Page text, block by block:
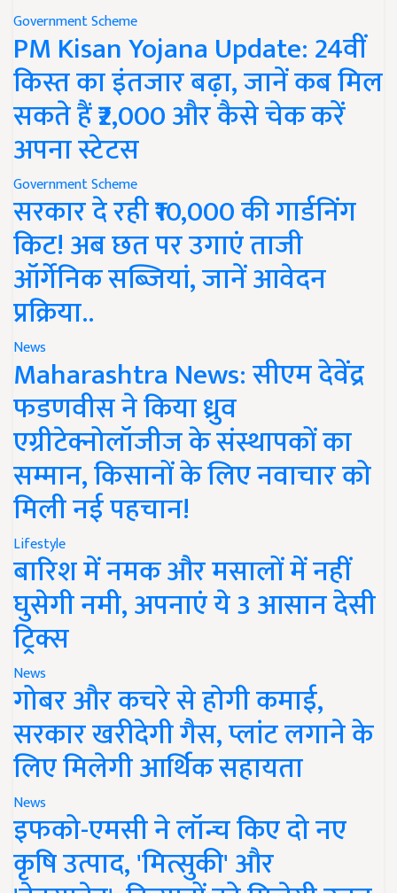
Government Scheme
PM Kisan Yojana Update: 24वीं
किस्त का इंतजार बढ़ा, जानें कब मिल
सकते हैं ₹2,000 और कैसे चेक करें
अपना स्टेटस
Government Scheme
सरकार दे रही ₹10,000 की गार्डनिंग
किट! अब छत पर उगाएं ताजी
ऑर्गेनिक सब्जियां, जानें आवेदन
प्रक्रिया..
News
Maharashtra News: सीएम देवेंद्र
फडणवीस ने किया ध्रुव
एग्रीटेक्नोलॉजीज के संस्थापकों का
सम्मान, किसानों के लिए नवाचार को
मिली नई पहचान!
Lifestyle
बारिश में नमक और मसालों में नहीं
घुसेगी नमी, अपनाएं ये 3 आसान देसी
ट्रिक्स
News
गोबर और कचरे से होगी कमाई,
सरकार खरीदेगी गैस, प्लांट लगाने के
लिए मिलेगी आर्थिक सहायता
News
इफको-एमसी ने लॉन्च किए दो नए
कृषि उत्पाद, 'मित्सुकी' और